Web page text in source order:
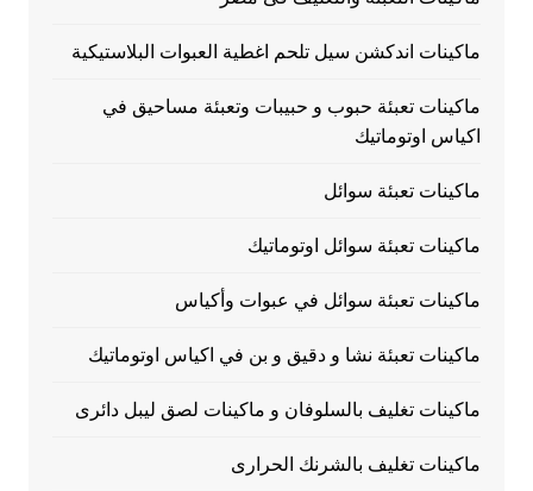
ماكينات اندكشن سيل تلحم اغطية العبوات البلاستيكية
ماكينات تعبئة حبوب و حبيبات وتعبئة مساحيق في
اكياس اوتوماتيك
ماكينات تعبئة سوائل
ماكينات تعبئة سوائل اوتوماتيك
ماكينات تعبئة سوائل في عبوات وأكياس
ماكينات تعبئة نشا و دقيق و بن في اكياس اوتوماتيك
ماكينات تغليف بالسلوفان و ماكينات لصق ليبل دائرى
ماكينات تغليف بالشرنك الحرارى